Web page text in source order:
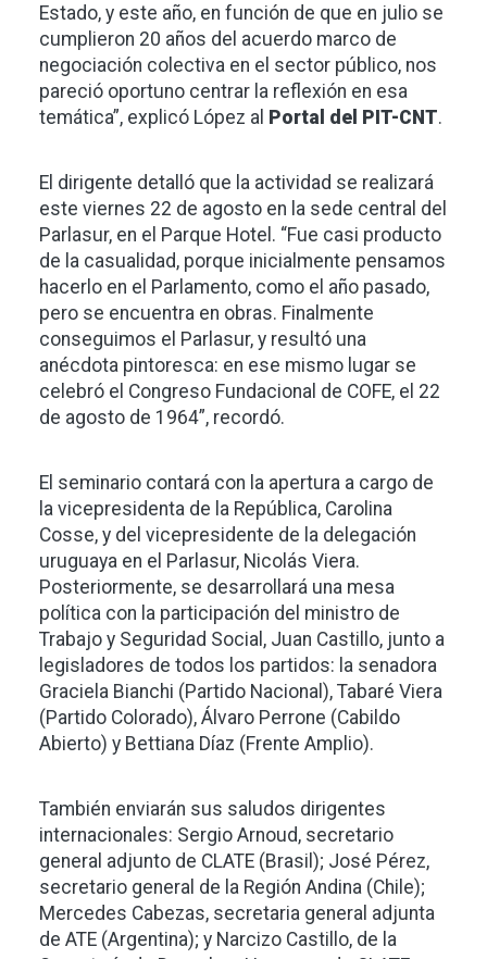
Estado, y este año, en función de que en julio se
cumplieron 20 años del acuerdo marco de
negociación colectiva en el sector público, nos
pareció oportuno centrar la reflexión en esa
temática”, explicó López al Portal del PIT-CNT.
El dirigente detalló que la actividad se realizará
este viernes 22 de agosto en la sede central del
Parlasur, en el Parque Hotel. “Fue casi producto
de la casualidad, porque inicialmente pensamos
hacerlo en el Parlamento, como el año pasado,
pero se encuentra en obras. Finalmente
conseguimos el Parlasur, y resultó una
anécdota pintoresca: en ese mismo lugar se
celebró el Congreso Fundacional de COFE, el 22
de agosto de 1964”, recordó.
El seminario contará con la apertura a cargo de
la vicepresidenta de la República, Carolina
Cosse, y del vicepresidente de la delegación
uruguaya en el Parlasur, Nicolás Viera.
Posteriormente, se desarrollará una mesa
política con la participación del ministro de
Trabajo y Seguridad Social, Juan Castillo, junto a
legisladores de todos los partidos: la senadora
Graciela Bianchi (Partido Nacional), Tabaré Viera
(Partido Colorado), Álvaro Perrone (Cabildo
Abierto) y Bettiana Díaz (Frente Amplio).
También enviarán sus saludos dirigentes
internacionales: Sergio Arnoud, secretario
general adjunto de CLATE (Brasil); José Pérez,
secretario general de la Región Andina (Chile);
Mercedes Cabezas, secretaria general adjunta
de ATE (Argentina); y Narcizo Castillo, de la